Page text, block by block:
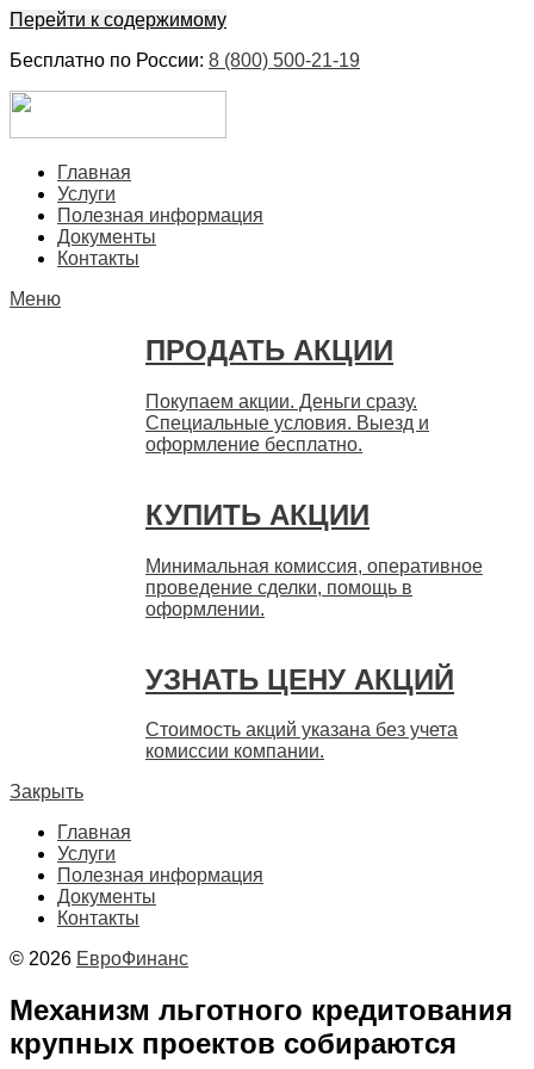
Перейти к содержимому
Бесплатно по России: 8 (800) 500-21-19
БыстроГлавная
Услуги
Полезная информация
Документы
Контакты
Меню
ПРОДАТЬ АКЦИИ
Покупаем акции. Деньги сразу.
Специальные условия. Выезд и
оформление бесплатно.
КУПИТЬ АКЦИИ
Минимальная комиссия, оперативное
проведение сделки, помощь в
оформлении.
УЗНАТЬ ЦЕНУ АКЦИЙ
Стоимость акций указана без учета
комиссии компании.
Закрыть
Главная
Услуги
Полезная информация
Документы
Контакты
© 2026 ЕвроФинанс
Механизм льготного кредитования
крупных проектов собираются